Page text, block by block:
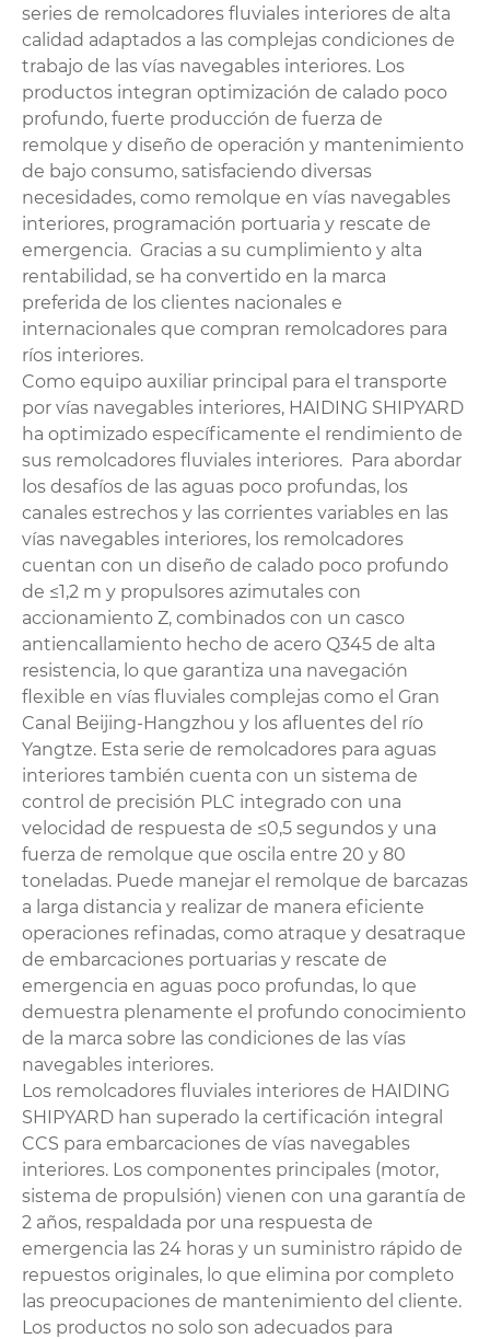
series de remolcadores fluviales interiores de alta
calidad adaptados a las complejas condiciones de
trabajo de las vías navegables interiores. Los
productos integran optimización de calado poco
profundo, fuerte producción de fuerza de
remolque y diseño de operación y mantenimiento
de bajo consumo, satisfaciendo diversas
necesidades, como remolque en vías navegables
interiores, programación portuaria y rescate de
emergencia. Gracias a su cumplimiento y alta
rentabilidad, se ha convertido en la marca
preferida de los clientes nacionales e
internacionales que compran remolcadores para
ríos interiores.
Como equipo auxiliar principal para el transporte
por vías navegables interiores, HAIDING SHIPYARD
ha optimizado específicamente el rendimiento de
sus remolcadores fluviales interiores. Para abordar
los desafíos de las aguas poco profundas, los
canales estrechos y las corrientes variables en las
vías navegables interiores, los remolcadores
cuentan con un diseño de calado poco profundo
de ≤1,2 m y propulsores azimutales con
accionamiento Z, combinados con un casco
antiencallamiento hecho de acero Q345 de alta
resistencia, lo que garantiza una navegación
flexible en vías fluviales complejas como el Gran
Canal Beijing-Hangzhou y los afluentes del río
Yangtze. Esta serie de remolcadores para aguas
interiores también cuenta con un sistema de
control de precisión PLC integrado con una
velocidad de respuesta de ≤0,5 segundos y una
fuerza de remolque que oscila entre 20 y 80
toneladas. Puede manejar el remolque de barcazas
a larga distancia y realizar de manera eficiente
operaciones refinadas, como atraque y desatraque
de embarcaciones portuarias y rescate de
emergencia en aguas poco profundas, lo que
demuestra plenamente el profundo conocimiento
de la marca sobre las condiciones de las vías
navegables interiores.
Los remolcadores fluviales interiores de HAIDING
SHIPYARD han superado la certificación integral
CCS para embarcaciones de vías navegables
interiores. Los componentes principales (motor,
sistema de propulsión) vienen con una garantía de
2 años, respaldada por una respuesta de
emergencia las 24 horas y un suministro rápido de
repuestos originales, lo que elimina por completo
las preocupaciones de mantenimiento del cliente.
Los productos no solo son adecuados para